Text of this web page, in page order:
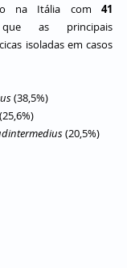
na Itália com 41
as principais
isoladas em casos
(38,5%)
(25,6%)
(20,5%)